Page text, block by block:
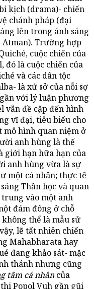
kịch (drama)- chiến
chánh pháp (đại
lên trong ánh sáng
Trường hợp
cuộc chiến của
đó là cuộc chiến của
và các dân tộc
là xứ sở của nỗi sợ
với lý luận phương
vẫn đề cập đến hình
vĩ đại, tiêu biểu cho
mô hình quan niệm ở
anh hùng là thế
giới hạn hữa hạn của
anh hùng vừa là sự
một cá nhân; thực tế
Thần học và quan
vào một anh
đám đông ở chỗ
không thể là mẫu sử
lẽ tất nhiên chiến
Mahabharata hay
đang khảo sát- mặc
thánh nhưng cũng
tâm cá nhâncủa
Popol Vuh gần gũi